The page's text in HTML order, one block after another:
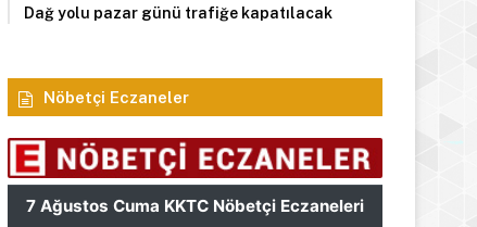
Dağ yolu pazar günü trafiğe kapatılacak
Nöbetçi Eczaneler